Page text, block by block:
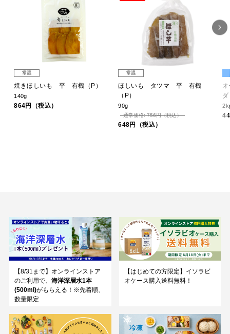
常温
焼きほしいも 平 有機（P）
140g
864円（税込）
常温
ほしいも タツマ 平 有機
（P）
90g
通常価格: 756円（税込）
648円（税込）
【8/31まで】オンラインストア
のご利用で、 海洋深層水1本
(500ml)がもらえる！※先着順、
数量限定
【はじめての方限定】イソラビ
オケース購入送料無料！